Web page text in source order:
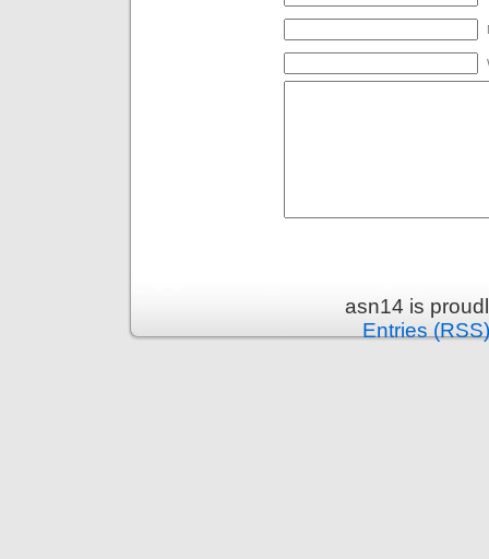
asn14 is
Entries (RSS)